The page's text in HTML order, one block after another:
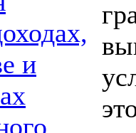
и